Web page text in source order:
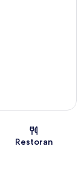
Restoran